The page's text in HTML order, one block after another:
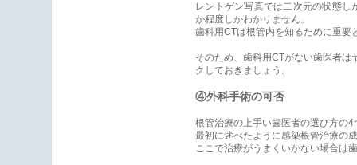
レントゲン写真では二次元の状態
か程度しかわかりません。
歯科用CTは根管内を知るために重要
そのため、歯科用CTがない歯医者
クしておきましょう。
④外科手術の可否
根管治療の上手い歯医者の選び方の4
最初に述べたように感染根管治療の
ここで治療がうまくいかない場合は